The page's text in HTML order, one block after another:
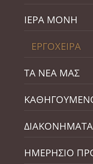
ΙΕΡΑ ΜΟΝΗ
ΕΡΓΟΧΕΙΡΑ
ΤΑ ΝΕΑ ΜΑΣ
ΔΙΑΚΟΝΗΜΑΤΑ
ΗΜΕΡΗΣΙΟ